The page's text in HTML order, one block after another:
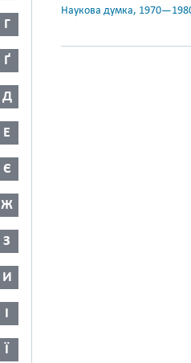
Г
Ґ
Д
Е
Є
Ж
З
И
І
Ї
Наукова думка,